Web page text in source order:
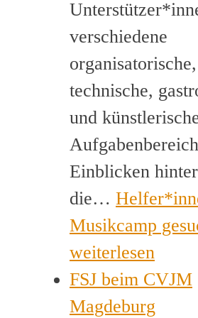
verschiedene
organisatorische,
technische,
und
Einblicken hinter
die…
Musikcamp
weiterlesen
FSJ beim CVJM
Magdeburg